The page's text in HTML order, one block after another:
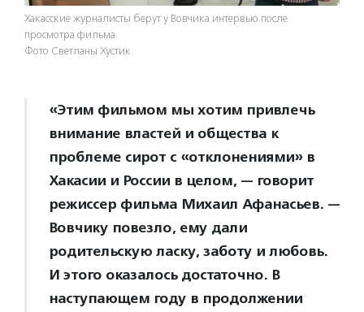
Хакасские журналисты берут у Вовчика интервью после
просмотра фильма.
Фото Светланы Хустик.
«Этим фильмом мы хотим привлечь
внимание властей и общества к
проблеме сирот с «отклонениями» в
Хакасии и России в целом, — говорит
режиссер фильма Михаил Афанасьев. —
Вовчику повезло, ему дали
родительскую ласку, заботу и любовь.
И этого оказалось достаточно. В
наступающем году в продолжении